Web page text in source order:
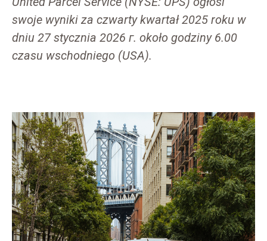
swoje wyniki za czwarty kwartał 2025 roku w
dniu 27 stycznia 2026 г. około godziny 6.00
czasu wschodniego (USA).